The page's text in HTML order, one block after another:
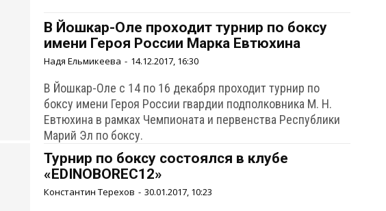
В Йошкар-Оле проходит турнир по боксу
имени Героя России Марка Евтюхина
Надя Ельмикеева - 14.12.2017, 16:30
В Йошкар-Оле с 14 по 16 декабря проходит турнир по
боксу имени Героя России гвардии подполковника М. Н.
Евтюхина в рамках Чемпионата и первенства Республики
Марий Эл по боксу.
Турнир по боксу состоялся в клубе
«EDINOBOREC12»
Константин Терехов - 30.01.2017, 10:23